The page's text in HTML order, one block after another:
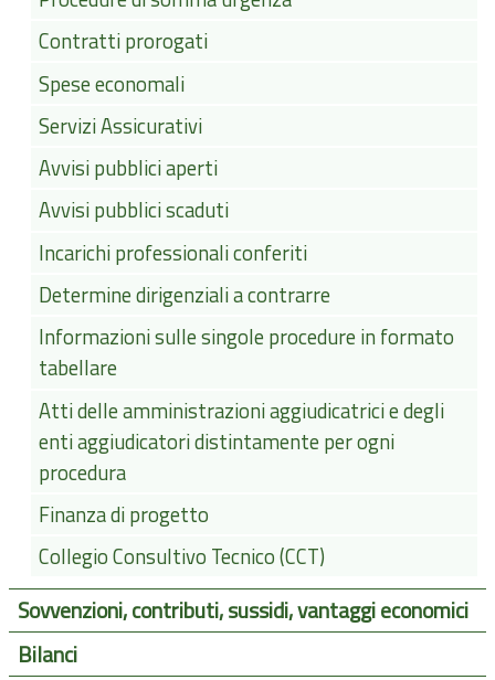
Contratti prorogati
Spese economali
Servizi Assicurativi
Avvisi pubblici aperti
Avvisi pubblici scaduti
Incarichi professionali conferiti
Determine dirigenziali a contrarre
Informazioni sulle singole procedure in formato
tabellare
Atti delle amministrazioni aggiudicatrici e degli
enti aggiudicatori distintamente per ogni
procedura
Finanza di progetto
Collegio Consultivo Tecnico (CCT)
Sovvenzioni, contributi, sussidi, vantaggi economici
Bilanci